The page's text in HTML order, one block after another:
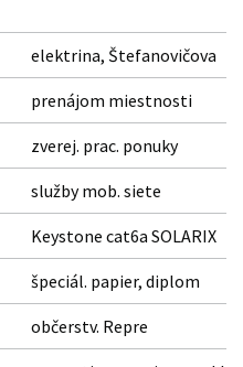
elektrina, Štefanovičova
prenájom miestnosti
zverej. prac. ponuky
služby mob. siete
Keystone cat6a SOLARIX
špeciál. papier, diplom
občerstv. Repre